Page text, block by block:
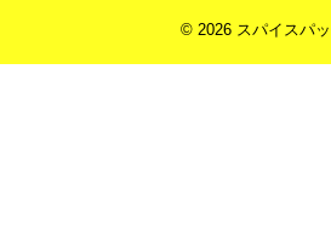
© 2026 スパイスパッ